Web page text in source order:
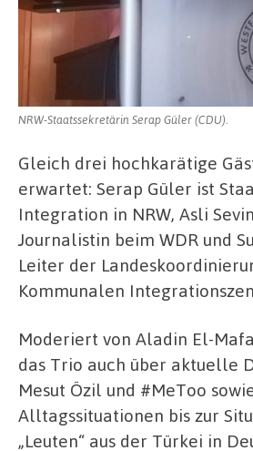
NRW-Staatssekretärin Serap Güler (CDU).
Gleich drei hochkarätige
erwartet: Serap Güler ist
Integration in NRW, Asli
Journalistin beim WDR und
Leiter der
Kommunalen
Moderiert von Aladin El-
das Trio auch über aktuelle
Mesut Özil und #MeToo
Alltagssituationen bis zur
„Leuten“ aus der Türkei in